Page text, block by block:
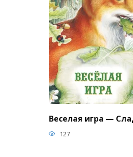
Веселая игра —
127